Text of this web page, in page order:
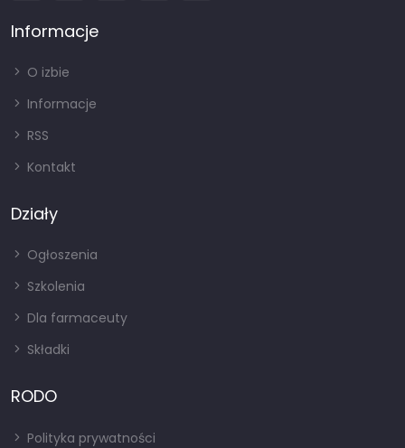
Informacje
O izbie
Informacje
RSS
Kontakt
Działy
Ogłoszenia
Szkolenia
Dla farmaceuty
Składki
RODO
Polityka prywatności